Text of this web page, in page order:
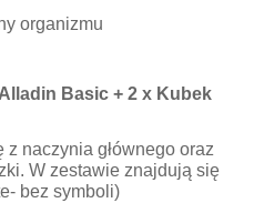
organizmu
Basic + 2 x Kubek
z naczynia głównego oraz
W zestawie znajdują się
bez symboli)